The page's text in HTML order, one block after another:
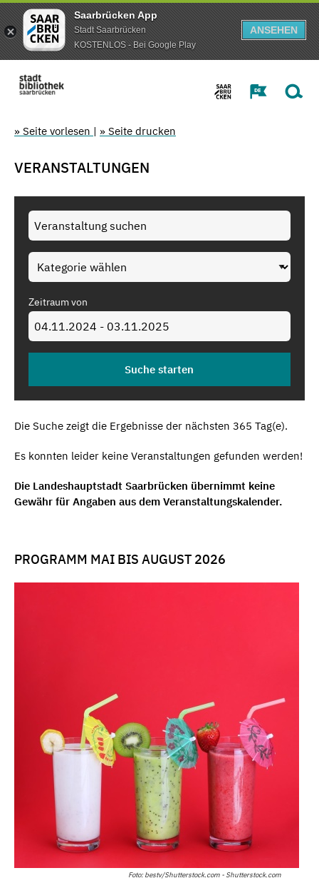
Saarbrücken App
Stadt Saarbrücken
KOSTENLOS - Bei Google Play
ANSEHEN
» Seite vorlesen | » Seite drucken
VERANSTALTUNGEN
Zeitraum von
Die Suche zeigt die Ergebnisse der nächsten 365 Tag(e).
Es konnten leider keine Veranstaltungen gefunden werden!
Die Landeshauptstadt Saarbrücken übernimmt keine
Gewähr für Angaben aus dem Veranstaltungskalender.
PROGRAMM MAI BIS AUGUST 2026
Foto: bestv/Shutterstock.com - Shutterstock.com